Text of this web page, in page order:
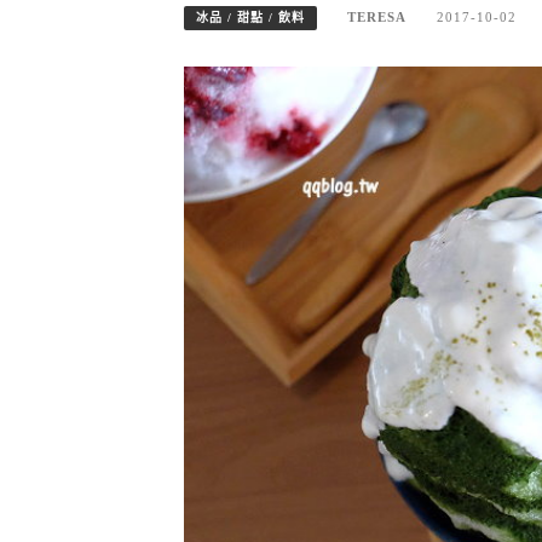
冰品 / 甜點 / 飲料 TERESA 2017-10-02